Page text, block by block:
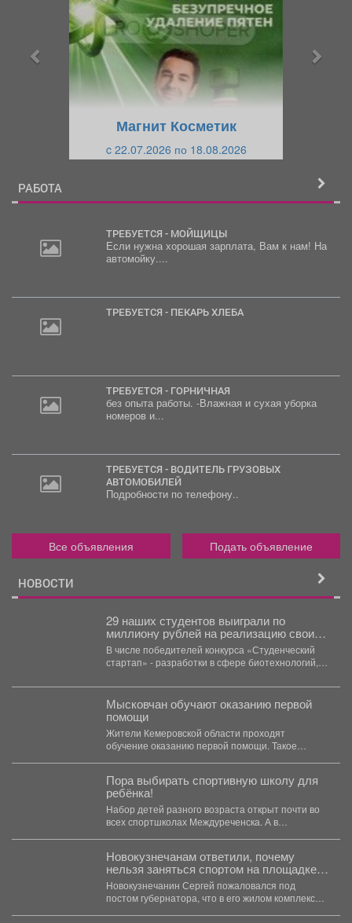
Магнит Косметик
c 22.07.2026 по 18.08.2026
РАБОТА
ТРЕБУЕТСЯ - МОЙЩИЦЫ
Если нужна хорошая зарплата, Вам к нам! На
автомойку....
ТРЕБУЕТСЯ - ПЕКАРЬ ХЛЕБА
ТРЕБУЕТСЯ - ГОРНИЧНАЯ
без опыта работы. -Влажная и сухая уборка
номеров и...
ТРЕБУЕТСЯ - ВОДИТЕЛЬ ГРУЗОВЫХ
АВТОМОБИЛЕЙ
Подробности по телефону..
Все объявления Подать объявление
НОВОСТИ
29 наших студентов выиграли по
миллиону рублей на реализацию своих
проектов.
В числе победителей конкурса «Студенческий
стартап» - разработки в сфере биотехнологий,
Мысковчан обучают оказанию первой
помощи
Жители Кемеровской области проходят
обучение оказанию первой помощи. Такое
Пора выбирать спортивную школу для
ребёнка!
Набор детей разного возраста открыт почти во
всех спортшколах Междуреченска. А в
Новокузнечанам ответили, почему
нельзя заняться спортом на площадке
лицея
Новокузнечанин Сергей пожаловался под
постом губернатора, что в его жилом комплексе